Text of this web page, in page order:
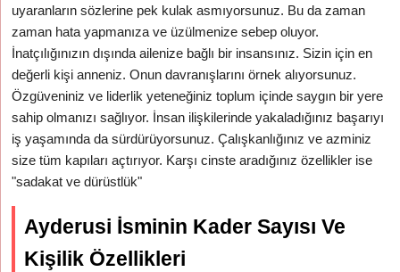
uyaranların sözlerine pek kulak asmıyorsunuz. Bu da zaman
zaman hata yapmanıza ve üzülmenize sebep oluyor.
İnatçılığınızın dışında ailenize bağlı bir insansınız. Sizin için en
değerli kişi anneniz. Onun davranışlarını örnek alıyorsunuz.
Özgüveniniz ve liderlik yeteneğiniz toplum içinde saygın bir yere
sahip olmanızı sağlıyor. İnsan ilişkilerinde yakaladığınız başarıyı
iş yaşamında da sürdürüyorsunuz. Çalışkanlığınız ve azminiz
size tüm kapıları açtırıyor. Karşı cinste aradığınız özellikler ise
"sadakat ve dürüstlük"
Ayderusi İsminin Kader Sayısı Ve
Kişilik Özellikleri